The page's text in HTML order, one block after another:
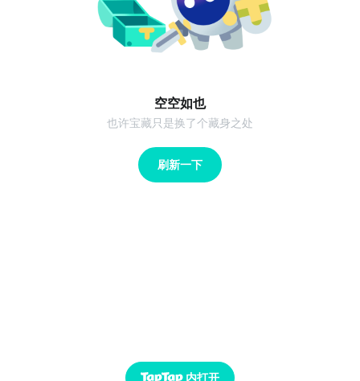
空空如也
也许宝藏只是换了个藏身之处
刷新一下
内打开